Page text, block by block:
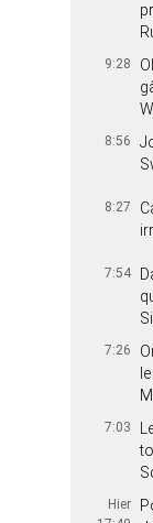
9:28
8:56
8:27
7:54
7:26
7:03
Hier